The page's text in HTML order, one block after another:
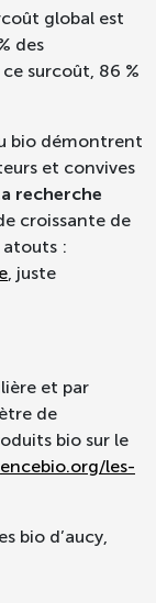
global est
des
surcoût, 86 %
bio démontrent
et convives
recherche
croissante de
atouts :
, juste
et par
de
bio sur le
les-
bio d’aucy,